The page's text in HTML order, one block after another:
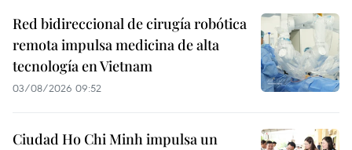
Red bidireccional de cirugía robótica
remota impulsa medicina de alta
tecnología en Vietnam
03/08/2026 09:52
Ciudad Ho Chi Minh impulsa un